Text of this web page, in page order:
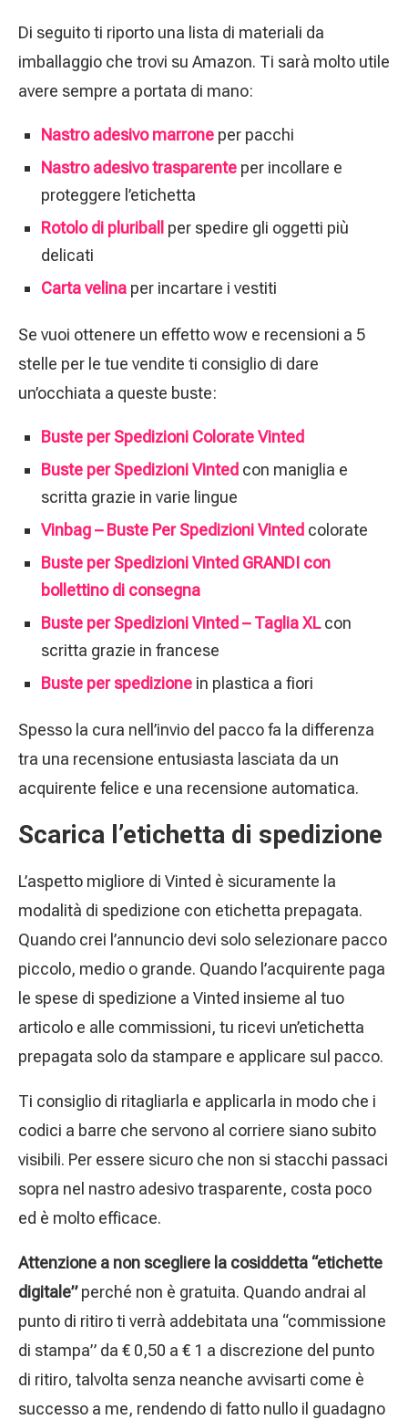
Di seguito ti riporto una lista di materiali da
imballaggio che trovi su Amazon. Ti sarà molto utile
avere sempre a portata di mano:
Nastro adesivo marrone per pacchi
Nastro adesivo trasparente per incollare e
proteggere l’etichetta
Rotolo di pluriball
per spedire gli oggetti più
delicati
Carta velina per incartare i vestiti
Se vuoi ottenere un effetto wow e recensioni a 5
stelle per le tue vendite ti consiglio di dare
un’occhiata a queste buste:
Buste per Spedizioni Colorate Vinted
Buste per Spedizioni Vinted con maniglia e
scritta grazie in varie lingue
Vinbag – Buste Per Spedizioni Vinted colorate
Buste per Spedizioni Vinted GRANDI con
bollettino di consegna
Buste per Spedizioni Vinted – Taglia XLcon
scritta grazie in francese
Buste per spedizione in plastica a fiori
Spesso la cura nell’invio del pacco fa la differenza
tra una recensione entusiasta lasciata da un
acquirente felice e una recensione automatica.
Scarica l’etichetta di spedizione
L’aspetto migliore di Vinted è sicuramente la
modalità di spedizione con etichetta prepagata.
Quando crei l’annuncio devi solo selezionare pacco
piccolo, medio o grande. Quando l’acquirente paga
le spese di spedizione a Vinted insieme al tuo
articolo e alle commissioni, tu ricevi un’etichetta
prepagata solo da stampare e applicare sul pacco.
Ti consiglio di ritagliarla e applicarla in modo che i
codici a barre che servono al corriere siano subito
visibili. Per essere sicuro che non si stacchi passaci
sopra nel nastro adesivo trasparente, costa poco
ed è molto efficace.
Attenzione a non scegliere la cosiddetta “etichette
digitale”perché non è gratuita. Quando andrai al
punto di ritiro ti verrà addebitata una “commissione
di stampa” da € 0,50 a € 1 a discrezione del punto
di ritiro, talvolta senza neanche avvisarti come è
successo a me, rendendo di fatto nullo il guadagno